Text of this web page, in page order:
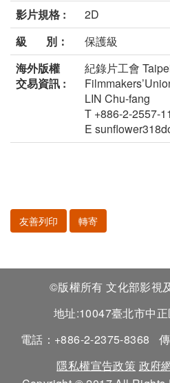
影片規格 :
2D
級 別：
保護級
海外版權
交易資訊 :
紀錄片工會
LIN Chu-fang
T +886-2-2557-
E
友善列印 轉寄
©版權所有 文化部影視
地址:10047臺北市中
電話：+886-2-2375-8368
隱私權宣告政策 政府